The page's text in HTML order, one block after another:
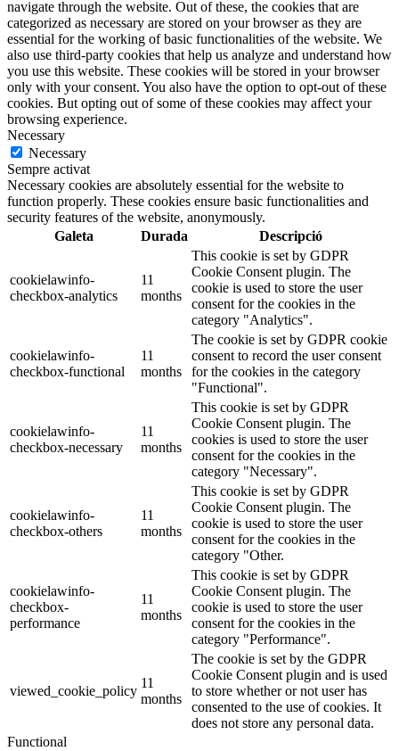
navigate through the website. Out of these, the cookies that are
categorized as necessary are stored on your browser as they are
essential for the working of basic functionalities of the website. We
also use third-party cookies that help us analyze and understand how
you use this website. These cookies will be stored in your browser
only with your consent. You also have the option to opt-out of these
cookies. But opting out of some of these cookies may affect your
browsing experience.
Necessary
Necessary
Sempre activat
Necessary cookies are absolutely essential for the website to
function properly. These cookies ensure basic functionalities and
security features of the website, anonymously.
Galeta
Durada Descripció
cookielawinfo-
checkbox-analytics
11
months
This cookie is set by GDPR
Cookie Consent plugin. The
cookie is used to store the user
consent for the cookies in the
category "Analytics".
cookielawinfo-
checkbox-functional
11
months
The cookie is set by GDPR cookie
consent to record the user consent
for the cookies in the category
"Functional".
cookielawinfo-
checkbox-necessary
11
months
This cookie is set by GDPR
Cookie Consent plugin. The
cookies is used to store the user
consent for the cookies in the
category "Necessary".
cookielawinfo-
checkbox-others
11
months
This cookie is set by GDPR
Cookie Consent plugin. The
cookie is used to store the user
consent for the cookies in the
category "Other.
cookielawinfo-
checkbox-
performance
11
months
This cookie is set by GDPR
Cookie Consent plugin. The
cookie is used to store the user
consent for the cookies in the
category "Performance".
viewed_cookie_policy
11
months
The cookie is set by the GDPR
Cookie Consent plugin and is used
to store whether or not user has
consented to the use of cookies. It
does not store any personal data.
Functional